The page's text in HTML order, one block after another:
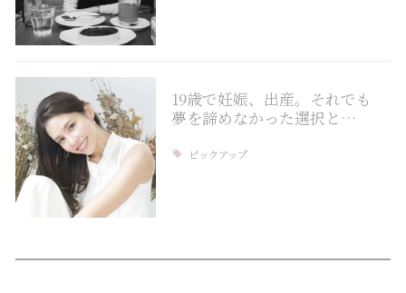
19歳で妊娠、出産。それでも
夢を諦めなかった選択と…
ピックアップ